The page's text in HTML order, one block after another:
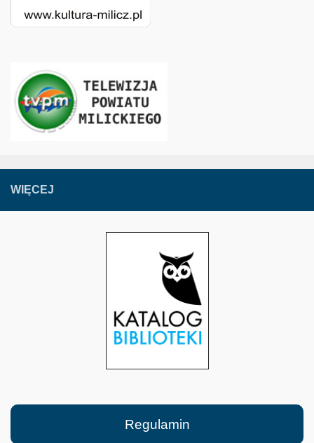
WIĘCEJ
Regulamin